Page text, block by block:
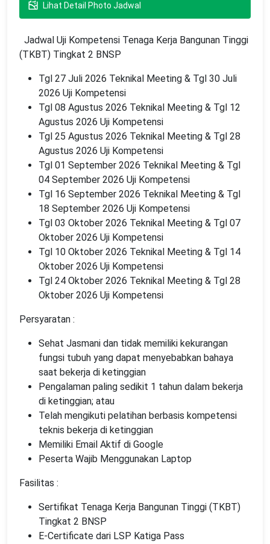
Lihat Detail Photo Jadwal
Jadwal Uji Kompetensi Tenaga Kerja Bangunan Tinggi
(TKBT) Tingkat 2 BNSP
Tgl 27 Juli 2026 Teknikal Meeting & Tgl 30 Juli
2026 Uji Kompetensi
Tgl 08 Agustus 2026 Teknikal Meeting & Tgl 12
Agustus 2026 Uji Kompetensi
Tgl 25 Agustus 2026 Teknikal Meeting & Tgl 28
Agustus 2026 Uji Kompetensi
Tgl 01 September 2026 Teknikal Meeting & Tgl
04 September 2026 Uji Kompetensi
Tgl 16 September 2026 Teknikal Meeting & Tgl
18 September 2026 Uji Kompetensi
Tgl 03 Oktober 2026 Teknikal Meeting & Tgl 07
Oktober 2026 Uji Kompetensi
Tgl 10 Oktober 2026 Teknikal Meeting & Tgl 14
Oktober 2026 Uji Kompetensi
Tgl 24 Oktober 2026 Teknikal Meeting & Tgl 28
Oktober 2026 Uji Kompetensi
Persyaratan :
Sehat Jasmani dan tidak memiliki kekurangan
fungsi tubuh yang dapat menyebabkan bahaya
saat bekerja di ketinggian
Pengalaman paling sedikit 1 tahun dalam bekerja
di ketinggian; atau
Telah mengikuti pelatihan berbasis kompetensi
teknis bekerja di ketinggian
Memiliki Email Aktif di Google
Peserta Wajib Menggunakan Laptop
Fasilitas :
Sertifikat Tenaga Kerja Bangunan Tinggi (TKBT)
Tingkat 2 BNSP
E-Certificate dari LSP Katiga Pass